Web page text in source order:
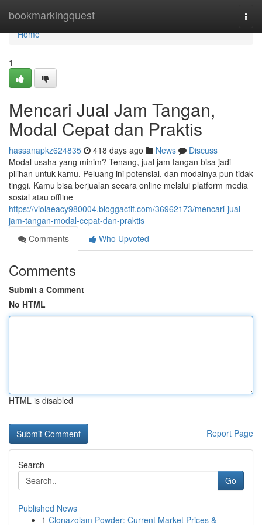
bookmarkingquest
Home
Home
1
Mencari Jual Jam Tangan,
Modal Cepat dan Praktis
hassanapkz624835 418 days ago News
Discuss
Modal usaha yang minim? Tenang, jual jam tangan bisa jadi
pilihan untuk kamu. Peluang ini potensial, dan modalnya pun tidak
tinggi. Kamu bisa berjualan secara online melalui platform media
sosial atau offline
https://violaeacy980004.bloggactif.com/36962173/mencari-jual-
jam-tangan-modal-cepat-dan-praktis
Comments
Who Upvoted
Comments
Submit a Comment
No HTML
HTML is disabled
Report Page
Search
Go
Published News
1 Clonazolam Powder: Current Market Prices &